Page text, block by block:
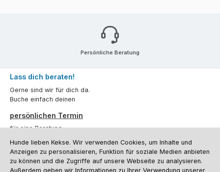
Persönliche Beratung
Lass dich beraten!
Gerne sind wir für dich da.
Buche einfach deinen
persönlichen Termin
für eine Beratung.
Oder über unserKontaktformular.
Vertrag widerrufen
Hunde lieben Kekse. Wir verwenden Cookies, um Inhalte und
Anzeigen zu personalisieren, Funktion für soziale Medien anbieten
zu können und die Zugriffe auf unsere Webseite zu analysieren.
Außerdem geben wir Informationen zu Ihrer Verwendung unserer